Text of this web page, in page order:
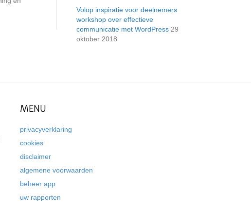
Volop inspiratie voor deelnemers
workshop over effectieve
communicatie met WordPress 29
oktober 2018
MENU
privacyverklaring
cookies
disclaimer
algemene voorwaarden
beheer app
uw rapporten